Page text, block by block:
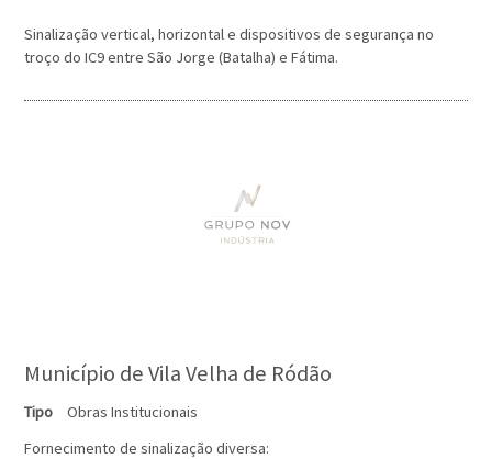
Sinalização vertical, horizontal e dispositivos de segurança no
troço do IC9 entre São Jorge (Batalha) e Fátima.
Município de Vila Velha de Ródão
Tipo
Obras Institucionais
Fornecimento de sinalização diversa: